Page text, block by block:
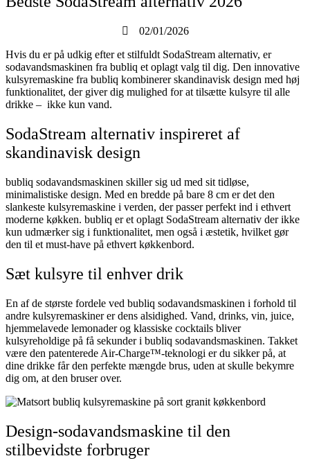
02/01/2026
Hvis du er på udkig efter et stilfuldt SodaStream alternativ, er
sodavandsmaskinen fra bubliq et oplagt valg til dig. Den innovative
kulsyremaskine fra bubliq kombinerer skandinavisk design med høj
funktionalitet, der giver dig mulighed for at tilsætte kulsyre til alle
drikke – ikke kun vand.
SodaStream alternativ inspireret af
skandinavisk design
bubliq sodavandsmaskinen skiller sig ud med sit tidløse,
minimalistiske design. Med en bredde på bare 8 cm er det den
slankeste kulsyremaskine i verden, der passer perfekt ind i ethvert
moderne køkken. bubliq er et oplagt SodaStream alternativ der ikke
kun udmærker sig i funktionalitet, men også i æstetik, hvilket gør
den til et must-have på ethvert køkkenbord.
Sæt kulsyre til enhver drik
En af de største fordele ved bubliq sodavandsmaskinen i forhold til
andre kulsyremaskiner er dens alsidighed. Vand, drinks, vin, juice,
hjemmelavede lemonader og klassiske cocktails bliver
kulsyreholdige på få sekunder i bubliq sodavandsmaskinen. Takket
være den patenterede Air-Charge™-teknologi er du sikker på, at
dine drikke får den perfekte mængde brus, uden at skulle bekymre
dig om, at den bruser over.
Design-sodavandsmaskine til den
stilbevidste forbruger